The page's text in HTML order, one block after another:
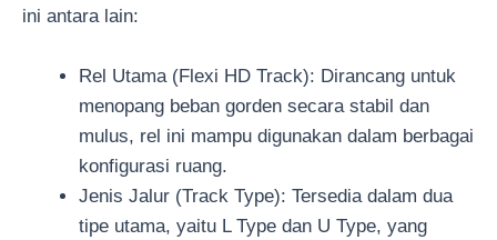
ini antara lain:
Rel Utama (Flexi HD Track): Dirancang untuk
menopang beban gorden secara stabil dan
mulus, rel ini mampu digunakan dalam berbagai
konfigurasi ruang.
Jenis Jalur (Track Type): Tersedia dalam dua
tipe utama, yaitu L Type dan U Type, yang